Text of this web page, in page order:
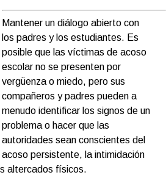
Mantener un diálogo abierto con
los padres y los estudiantes. Es
posible que las víctimas de acoso
escolar no se presenten por
vergüenza o miedo, pero sus
compañeros y padres pueden a
menudo identificar los signos de un
problema o hacer que las
autoridades sean conscientes del
acoso persistente, la intimidación
altercados físicos.